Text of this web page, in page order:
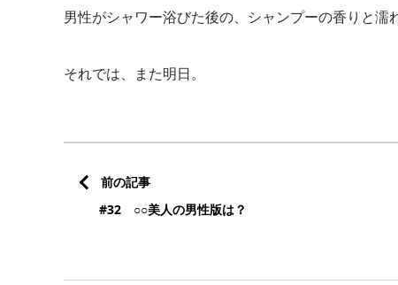
男性がシャワー浴びた後の、シャンプーの香りと濡
それでは、また明日。
前の記事
#32 ○○美人の男性版は？